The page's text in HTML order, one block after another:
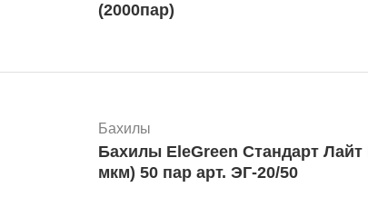
(2000пар)
Бахилы
Бахилы EleGreen Стандарт Лайт
мкм) 50 пар арт. ЭГ-20/50